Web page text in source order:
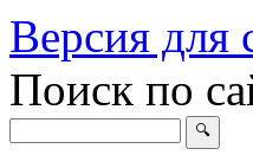
Версия для
Поиск по